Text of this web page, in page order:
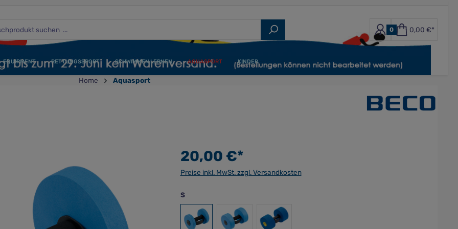
0 0,00 €*
EQUIPMENT RETTUNGSSPORT SCHWIMMEN LERNEN AQUASPORT KINDER
Home Aquasport
20,00 €*
Preise inkl. MwSt. zzgl. Versandkosten
Sauswählen
S M L